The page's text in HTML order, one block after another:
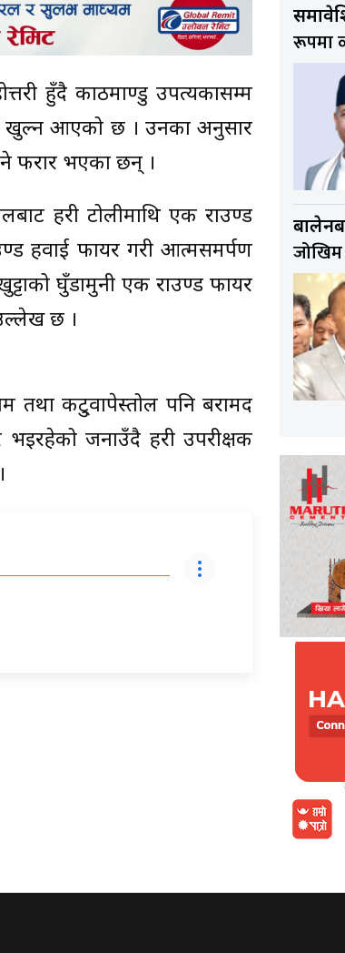
हुँदै काठमाण्डु उपत्यकासम्म
खुल्न आएको छ । उनका अनुसार
फरार भएका छन् ।
प्रहरी टोलीमाथि एक राउण्ड
हवाई फायर गरी आत्मसमर्पण
घुँडामुनी एक राउण्ड फायर
छ ।
तथा कटु्वापेस्तोल पनि बरामद
जनाउँदै प्रहरी उपरीक्षक
रूपमा
जोखिम